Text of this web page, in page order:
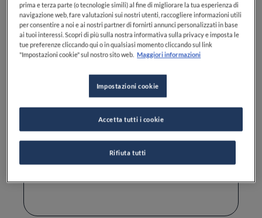
Ingredienti
Prezzemolo: 30 g, foglie e gambi
Aglio: 2 spicchi, sbucciati
Limoni: 2, tagliati a scorza
Limoni: 1/2, spremuto
Olio Extravergine di Oliva: 1
prima e terza parte (o tecnologie simili) al fine di migliorare la tua esperienza di
navigazione web, fare valutazioni sui nostri utenti, raccogliere informazioni utili
per consentire a noi e ai nostri partner di fornirti annunci personalizzati in base
ai tuoi interessi. Scopri di più sulla nostra informativa sulla privacy e imposta le
tue preferenze cliccando qui o in qualsiasi momento cliccando sul link
"Impostazioni cookie" sul nostro sito web. Maggiori informazioni
Impostazioni cookie
Rifiuta tutti
Accetta tutti i cookie